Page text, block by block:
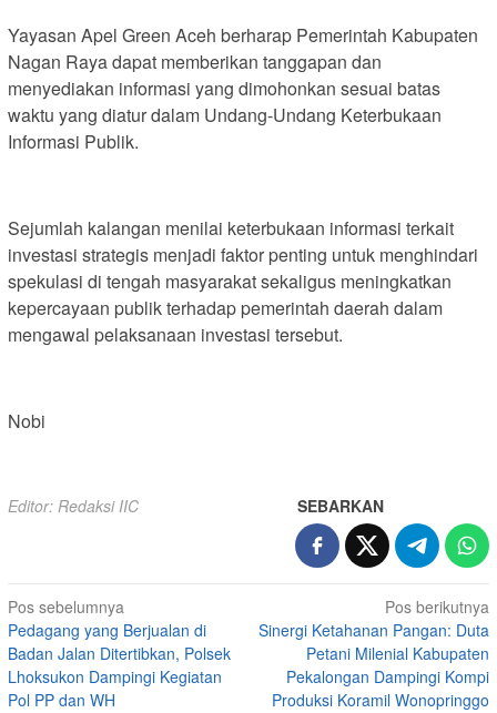
Yayasan Apel Green Aceh berharap Pemerintah Kabupaten
Nagan Raya dapat memberikan tanggapan dan
menyediakan informasi yang dimohonkan sesuai batas
waktu yang diatur dalam Undang-Undang Keterbukaan
Informasi Publik.
Sejumlah kalangan menilai keterbukaan informasi terkait
investasi strategis menjadi faktor penting untuk menghindari
spekulasi di tengah masyarakat sekaligus meningkatkan
kepercayaan publik terhadap pemerintah daerah dalam
mengawal pelaksanaan investasi tersebut.
Nobi
Editor: Redaksi IIC SEBARKAN
Navigasi
pos
Pos sebelumnya
Pedagang yang Berjualan di
Badan Jalan Ditertibkan, Polsek
Lhoksukon Dampingi Kegiatan
Pol PP dan WH
Pos berikutnya
Sinergi Ketahanan Pangan: Duta
Petani Milenial Kabupaten
Pekalongan Dampingi Kompi
Produksi Koramil Wonopringgo